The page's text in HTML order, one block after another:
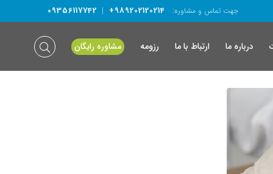
جهت تماس و مشاوره: +989202120214
|
09356117742
درباره ما ارتباط با ما رزومه مشاوره رایگان